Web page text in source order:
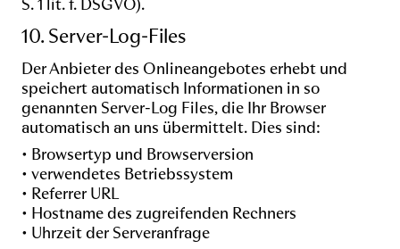
S. 1 lit. f. DSGVO).
10. Server-Log-Files
Der Anbieter des Onlineangebotes erhebt und
speichert automatisch Informationen in so
genannten Server-Log Files, die Ihr Browser
automatisch an uns übermittelt. Dies sind:
• Browsertyp und Browserversion
• verwendetes Betriebssystem
• Referrer URL
• Hostname des zugreifenden Rechners
• Uhrzeit der Serveranfrage